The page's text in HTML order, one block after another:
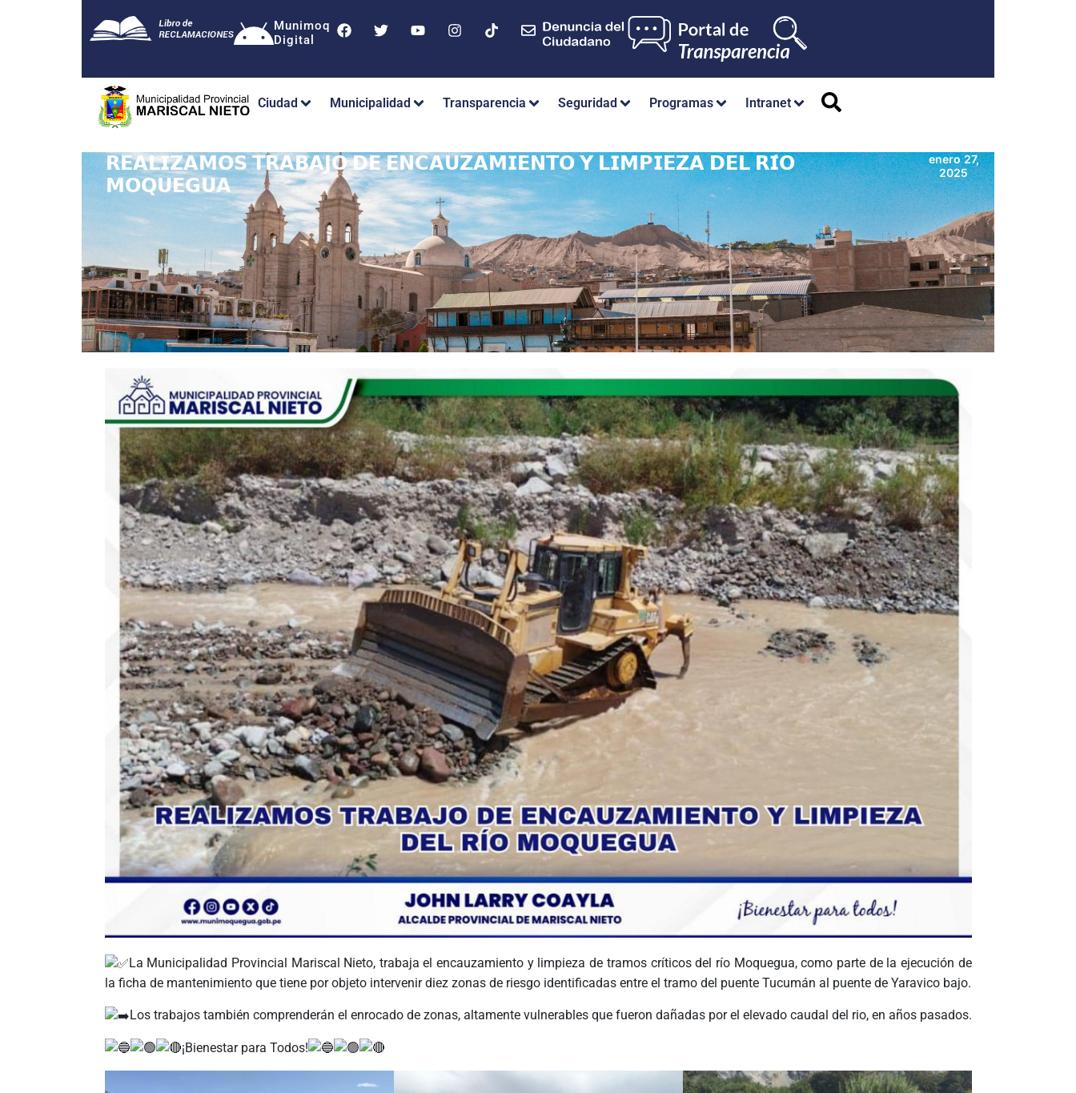
Munimoq
Digital
Ciudad Municipalidad Transparencia Seguridad Programas Intranet
𝗥𝗘𝗔𝗟𝗜𝗭𝗔𝗠𝗢𝗦 𝗧𝗥𝗔𝗕𝗔𝗝𝗢 𝗗𝗘 𝗘𝗡𝗖𝗔𝗨𝗭𝗔𝗠𝗜𝗘𝗡𝗧𝗢 𝗬 𝗟𝗜𝗠𝗣𝗜𝗘𝗭𝗔 𝗗𝗘𝗟 𝗥𝗜́𝗢
𝗠𝗢𝗤𝗨𝗘𝗚𝗨𝗔
enero 27,
2025
La Municipalidad Provincial Mariscal Nieto, trabaja el encauzamiento y limpieza de tramos críticos del río Moquegua, como parte de la ejecución de
la ficha de mantenimiento que tiene por objeto intervenir diez zonas de riesgo identificadas entre el tramo del puente Tucumán al puente de Yaravico bajo.
Los trabajos también comprenderán el enrocado de zonas, altamente vulnerables que fueron dañadas por el elevado caudal del rio, en años pasados.
¡Bienestar para Todos!